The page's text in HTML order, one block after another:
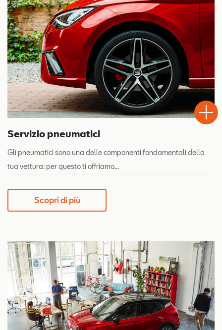
Servizio pneumatici
Gli pneumatici sono una delle componenti fondamentali della
tua vettura: per questo ti offriamo...
Scopri di più
Test
Drive
Chiama